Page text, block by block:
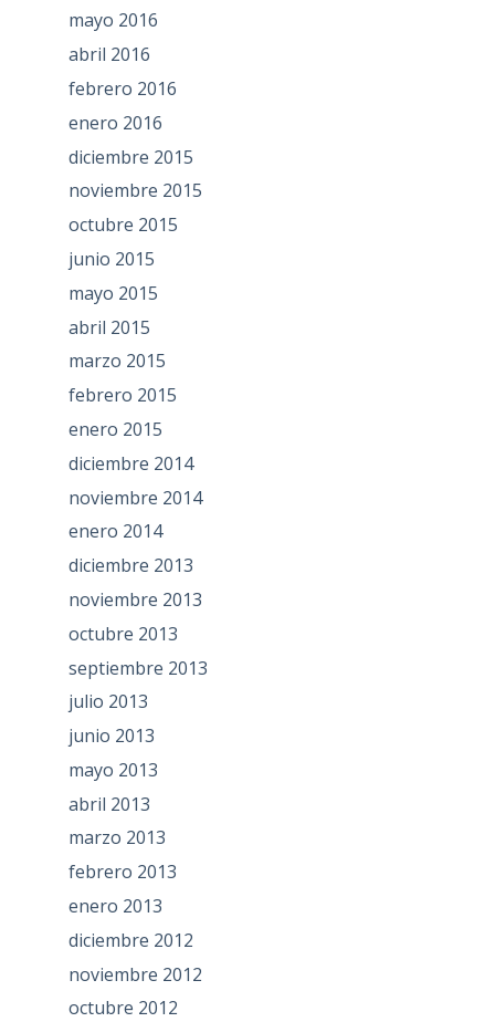
mayo 2016
abril 2016
febrero 2016
enero 2016
diciembre 2015
noviembre 2015
octubre 2015
junio 2015
mayo 2015
abril 2015
marzo 2015
febrero 2015
enero 2015
diciembre 2014
noviembre 2014
enero 2014
diciembre 2013
noviembre 2013
octubre 2013
septiembre 2013
julio 2013
junio 2013
mayo 2013
abril 2013
marzo 2013
febrero 2013
enero 2013
diciembre 2012
noviembre 2012
octubre 2012